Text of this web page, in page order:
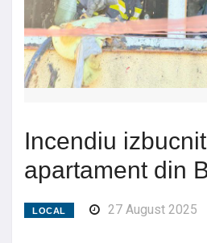
Incendiu
apartament din
LOCAL 27 August 2025